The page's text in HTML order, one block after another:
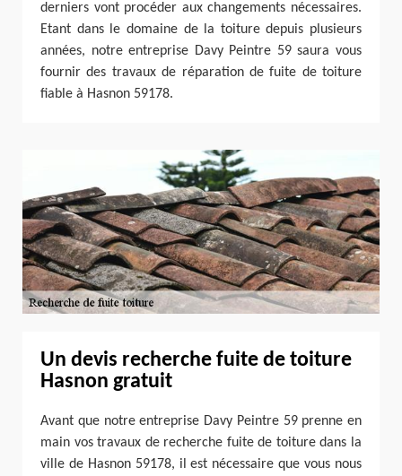
derniers vont procéder aux changements nécessaires.
Etant dans le domaine de la toiture depuis plusieurs
années, notre entreprise Davy Peintre 59 saura vous
fournir des travaux de réparation de fuite de toiture
fiable à Hasnon 59178.
Un devis recherche fuite de toiture
Hasnon gratuit
Avant que notre entreprise Davy Peintre 59 prenne en
main vos travaux de recherche fuite de toiture dans la
ville de Hasnon 59178, il est nécessaire que vous nous